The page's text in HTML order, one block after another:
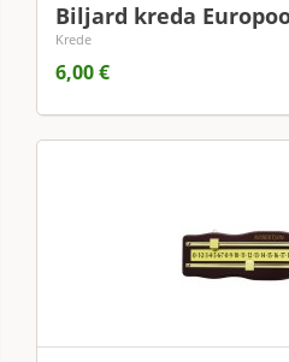
Biljard kreda
Krede
6,00 €